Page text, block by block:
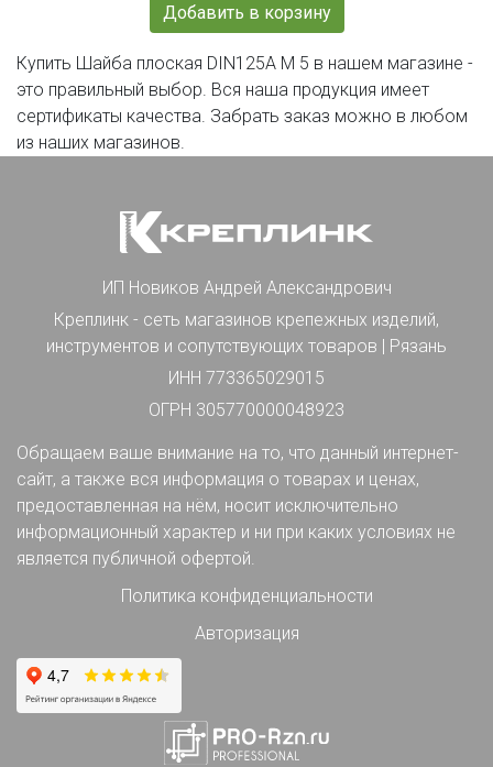
Добавить в корзину
Купить Шайба плоская DIN125А М 5 в нашем магазине -
это правильный выбор. Вся наша продукция имеет
сертификаты качества. Забрать заказ можно в любом
из наших магазинов.
ИП Новиков Андрей Александрович
Креплинк - сеть магазинов крепежных изделий,
инструментов и сопутствующих товаров | Рязань
ИНН 773365029015
ОГРН 305770000048923
Обращаем ваше внимание на то, что данный интернет-
сайт, а также вся информация о товарах и ценах,
предоставленная на нём, носит исключительно
информационный характер и ни при каких условиях не
является публичной офертой.
Политика конфиденциальности
Авторизация